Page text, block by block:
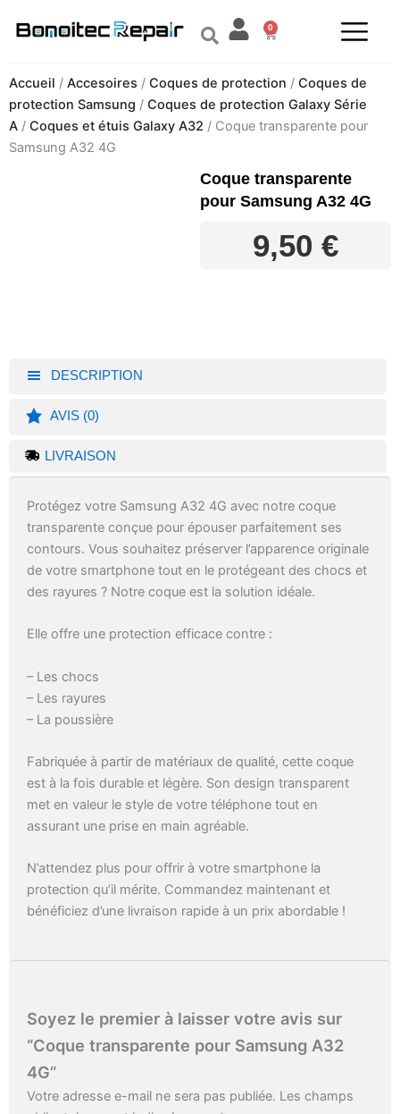
0
Panier
Accueil / Accesoires / Coques de protection / Coques de
protection Samsung / Coques de protection Galaxy Série
A / Coques et étuis Galaxy A32 / Coque transparente pour
Samsung A32 4G
Coque transparente
pour Samsung A32 4G
9,50 €
DESCRIPTION
AVIS (0)
LIVRAISON
Protégez votre Samsung A32 4G avec notre coque
transparente conçue pour épouser parfaitement ses
contours. Vous souhaitez préserver l’apparence originale
de votre smartphone tout en le protégeant des chocs et
des rayures ? Notre coque est la solution idéale.
Elle offre une protection efficace contre :
– Les chocs
– Les rayures
– La poussière
Fabriquée à partir de matériaux de qualité, cette coque
est à la fois durable et légère. Son design transparent
met en valeur le style de votre téléphone tout en
assurant une prise en main agréable.
N’attendez plus pour offrir à votre smartphone la
protection qu’il mérite. Commandez maintenant et
bénéficiez d’une livraison rapide à un prix abordable !
Soyez le premier à laisser votre avis sur
“Coque transparente pour Samsung A32
4G”
Votre adresse e-mail ne sera pas publiée. Les champs